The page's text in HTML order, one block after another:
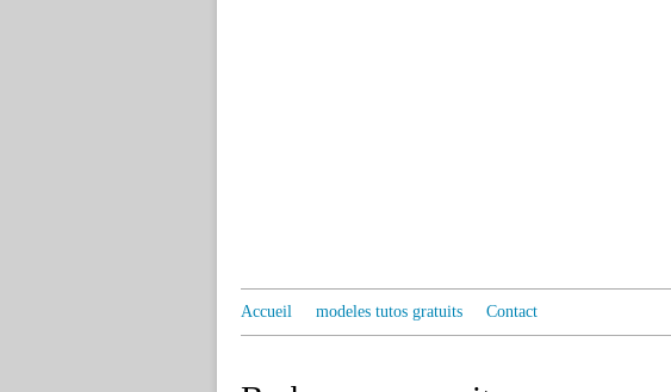
Accueil modeles tutos gratuits Contact